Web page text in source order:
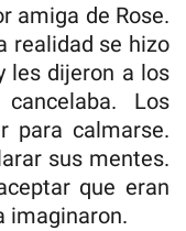
amiga de Rose.
realidad se hizo
les dijeron a los
Los
para calmarse.
sus mentes.
que eran
imaginaron.